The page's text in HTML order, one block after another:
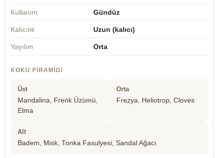
Kullanım Gündüz
Kalıcılık Uzun (kalıcı)
Yayılım Orta
KOKU PIRAMIDI
Üst
Mandalina, Frenk Üzümü,
Elma
Orta
Frezya, Heliotrop, Cloves
Alt
Badem, Misk, Tonka Fasulyesi, Sandal Ağacı